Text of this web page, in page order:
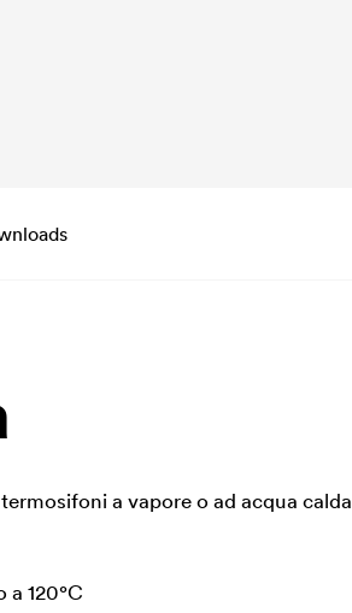
a vapore o ad acqua calda
120°C